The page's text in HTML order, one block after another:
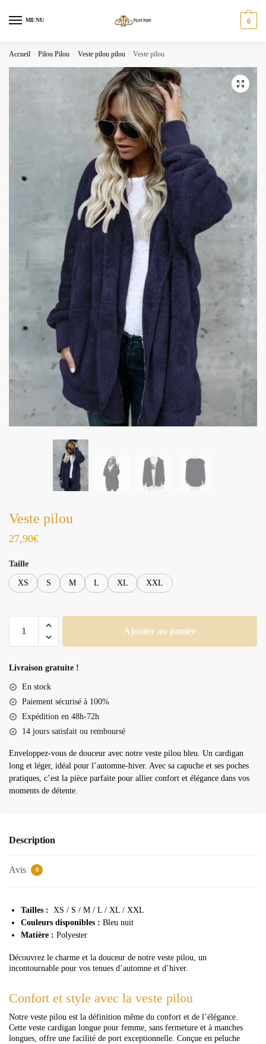
MENU 0
Accueil / Pilou Pilou / Veste pilou pilou / Veste pilou
Veste pilou
27,90€
Taille
XS S M L XL XXL
pilou
Ajouter au panier
Livraison gratuite !
En stock
Paiement sécurisé à 100%
Expédition en 48h-72h
14 jours satisfait ou remboursé
Enveloppez-vous de douceur avec notre veste pilou bleu. Un cardigan
long et léger, idéal pour l’automne-hiver. Avec sa capuche et ses poches
pratiques, c’est la pièce parfaite pour allier confort et élégance dans vos
moments de détente.
Description
Avis 0
Tailles : XS / S / M / L / XL / XXL
Couleurs disponibles : Bleu nuit
Matière : Polyester
Découvrez le charme et la douceur de notre veste pilou, un
incontournable pour vos tenues d’automne et d’hiver.
Confort et style avec la veste pilou
Notre veste pilou est la définition même du confort et de l’élégance.
Cette veste cardigan longue pour femme, sans fermeture et à manches
longues, offre une facilité de port exceptionnelle. Conçue en peluche